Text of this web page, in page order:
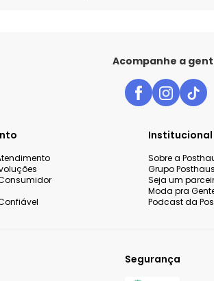
Acompanhe a
Institucional
Sobre a
Grupo Posthaus
Seja um
Moda pra
Podcast da
Segurança